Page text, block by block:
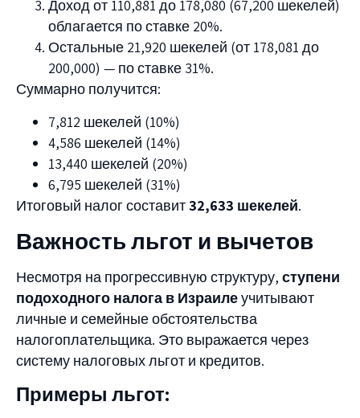
Доход от 110,881 до 178,080 (67,200 шекелей)
облагается по ставке 20%.
Остальные 21,920 шекелей (от 178,081 до
200,000) — по ставке 31%.
Суммарно получится:
7,812 шекелей (10%)
4,586 шекелей (14%)
13,440 шекелей (20%)
6,795 шекелей (31%)
Итоговый налог составит32,633 шекелей.
Важность льгот и вычетов
Несмотря на прогрессивную структуру, ступени
подоходного налога в Израилеучитывают
личные и семейные обстоятельства
налогоплательщика. Это выражается через
систему налоговых льгот и кредитов.
Примеры льгот: